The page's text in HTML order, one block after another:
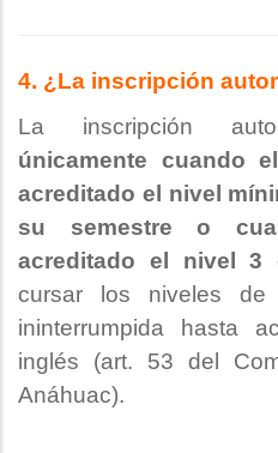
4. ¿La inscripción
La inscripción
únicamente cuando
acreditado el nivel
su semestreo
acreditado el nivel 3
cursar los niveles de
ininterrumpida hasta
inglés (art. 53 del
Anáhuac).